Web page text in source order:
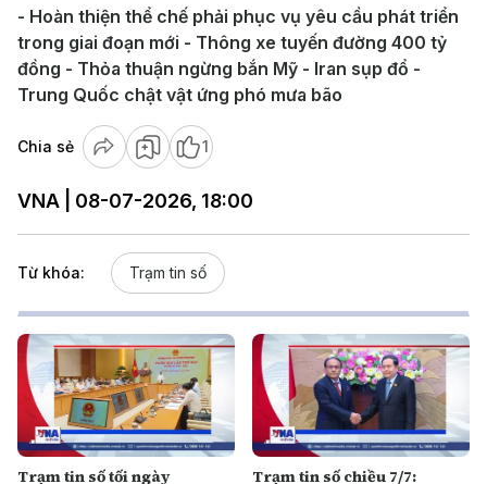
- Hoàn thiện thể chế phải phục vụ yêu cầu phát triển
trong giai đoạn mới - Thông xe tuyến đường 400 tỷ
đồng - Thỏa thuận ngừng bắn Mỹ - Iran sụp đổ -
Trung Quốc chật vật ứng phó mưa bão
Chia sẻ 1
VNA | 08-07-2026, 18:00
Từ khóa: Trạm tin số
Trạm tin số tối ngày
Trạm tin số chiều 7/7: